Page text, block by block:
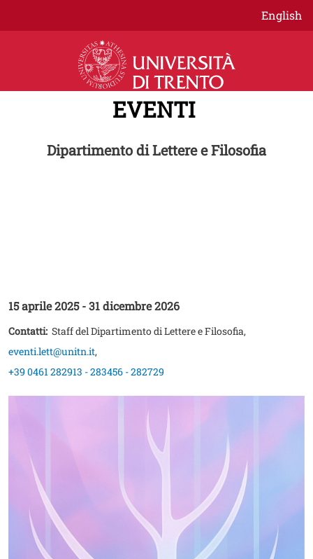
Salta al contenuto principale
English
EVENTI
Dipartimento di Lettere e Filosofia
15 aprile 2025-31 dicembre 2026
Contatti: Staff del Dipartimento di Lettere e Filosofia,
eventi.lett@unitn.it,
+39 0461 282913 - 283456 - 282729